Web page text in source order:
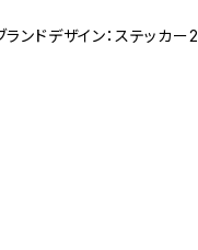
ンドデザイン：ステッカー2